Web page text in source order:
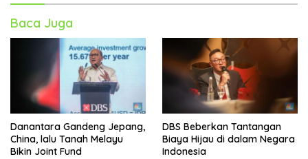
Baca Juga
Danantara Gandeng Jepang,
China, lalu Tanah Melayu
Bikin Joint Fund
DBS Beberkan Tantangan
Biaya Hijau di dalam Negara
Indonesia